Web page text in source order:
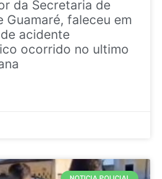
da Secretaria de
Guamaré, faleceu em
acidente
ocorrido no ultimo